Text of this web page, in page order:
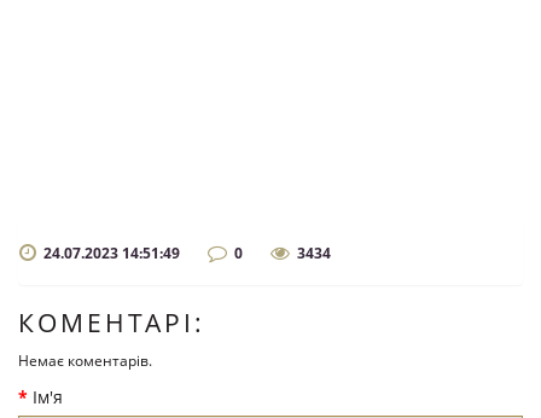
24.07.2023 14:51:49 0 3434
КОМЕНТАРІ:
Немає коментарів.
Ім'я